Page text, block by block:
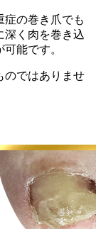
症の巻き爪でも
深く肉を巻き込
能です。
のではありませ